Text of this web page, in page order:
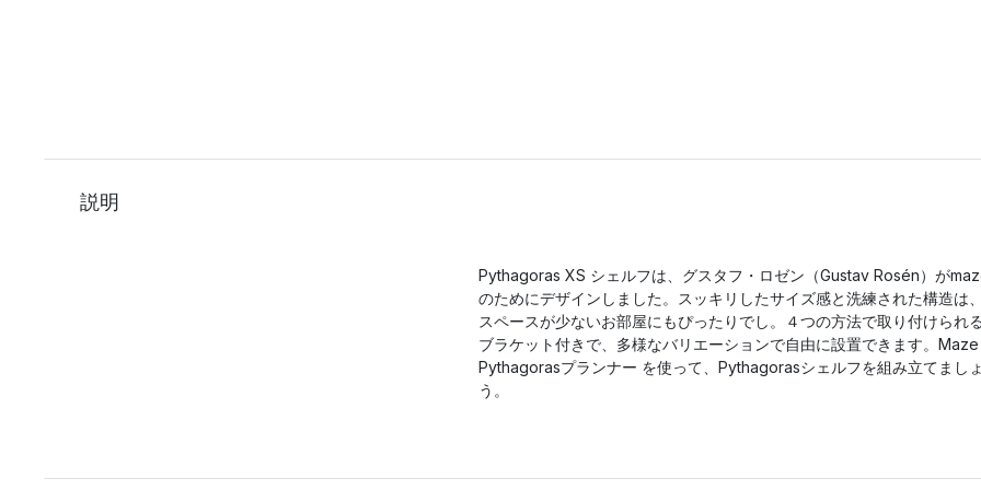
説明
Pythagoras XS シェルフは、グスタフ・ロゼン（Gustav Rosén）が
のためにデザインしました。スッキリしたサイズ感と洗練された構造は、
スペースが少ないお部屋にもぴったりでし。４つの方法で取り付けられる
ブラケット付きで、多様なバリエーションで自由に設置できます。Maze
Pythagorasプランナー を使って、Pythagorasシェルフを組み立てましょ
う。